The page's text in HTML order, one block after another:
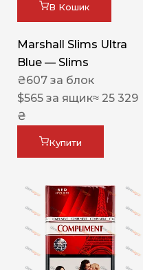
В Кошик
Marshall Slims Ultra
Blue — Slims
₴607 за блок
$565 за ящик≈ 25 329
₴
Купити